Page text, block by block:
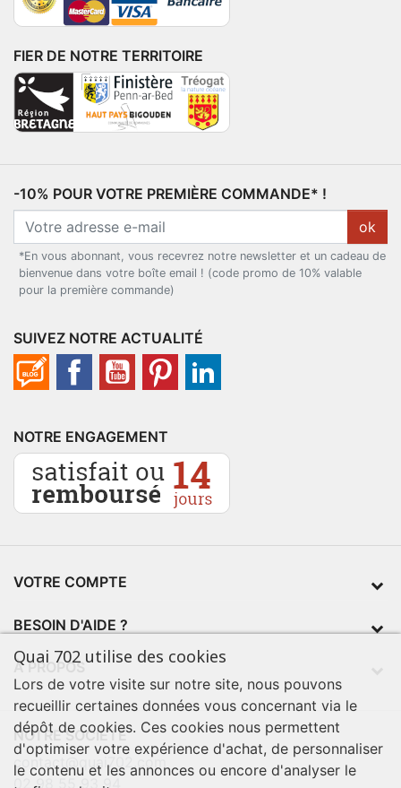
FIER DE NOTRE TERRITOIRE
-10% POUR VOTRE PREMIÈRE COMMANDE* !
ok
*En vous abonnant, vous recevrez notre newsletter et un cadeau de
bienvenue dans votre boîte email ! (code promo de 10% valable
pour la première commande)
SUIVEZ NOTRE ACTUALITÉ
NOTRE ENGAGEMENT
VOTRE COMPTE
BESOIN D'AIDE ?
À PROPOS
NOTRE SOCIÉTÉ
contact@quai702.com
02 98 55 93 94
Quai 702 utilise des cookies
Lors de votre visite sur notre site, nous pouvons
recueillir certaines données vous concernant via le
dépôt de cookies. Ces cookies nous permettent
d'optimiser votre expérience d'achat, de personnaliser
le contenu et les annonces ou encore d'analyser le